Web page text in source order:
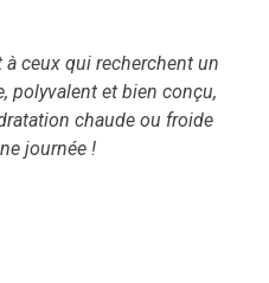
ceux qui recherchent un
polyvalent et bien conçu,
chaude ou froide
journée !